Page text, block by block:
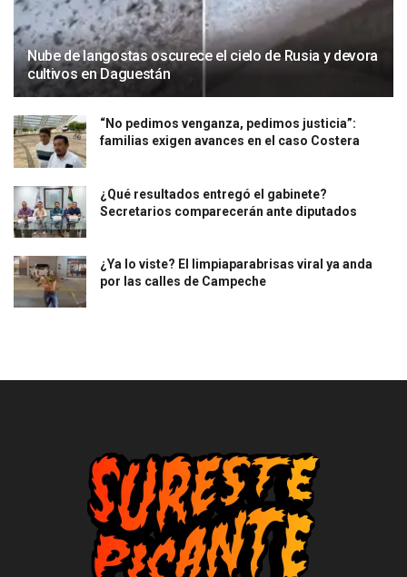
Nube de langostas oscurece el cielo de Rusia y devora
cultivos en Daguestán
“No pedimos venganza, pedimos justicia”:
familias exigen avances en el caso Costera
¿Qué resultados entregó el gabinete?
Secretarios comparecerán ante diputados
¿Ya lo viste? El limpiaparabrisas viral ya anda
por las calles de Campeche